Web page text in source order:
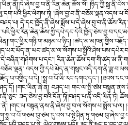
།སྨྲ་བ་པོ་ཡི་རང་དགའ་དང་།
།གང་ཡིན་ཞེ་ན། བཤད་པ།
ཟད་ཅེས་བྱ་བའི་དོན་ཏོ།།བཤད་པ་ནི་འདི་ཡིན་ཏེ།
།གང་ལ་བསྟན་ནས་ནི་ཞེས་བྱ་བ་ལ་སོགས་པ་སྨོས་པ་ལ།